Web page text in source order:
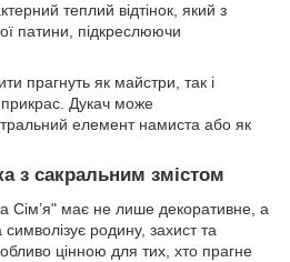
теплий відтінок, який з
патини, підкреслюючи
прагнуть як майстри, так і
прикрас. Дукач може
елемент намиста або як
з сакральним змістом
Сім’я" має не лише декоративне, а
родину, захист та
цінною для тих, хто прагне